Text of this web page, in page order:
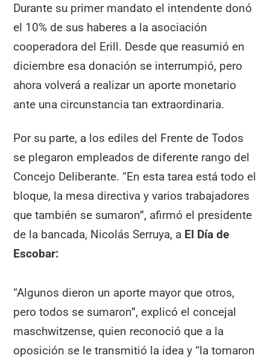
Durante su primer mandato el intendente donó
el 10% de sus haberes a la asociación
cooperadora del Erill. Desde que reasumió en
diciembre esa donación se interrumpió, pero
ahora volverá a realizar un aporte monetario
ante una circunstancia tan extraordinaria.
Por su parte, a los ediles del Frente de Todos
se plegaron empleados de diferente rango del
Concejo Deliberante. “En esta tarea está todo el
bloque, la mesa directiva y varios trabajadores
que también se sumaron”, afirmó el presidente
de la bancada, Nicolás Serruya, a El Día de
Escobar:
“Algunos dieron un aporte mayor que otros,
pero todos se sumaron”, explicó el concejal
maschwitzense, quien reconoció que a la
oposición se le transmitió la idea y “la tomaron